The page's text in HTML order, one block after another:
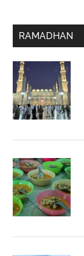
RAMADHAN